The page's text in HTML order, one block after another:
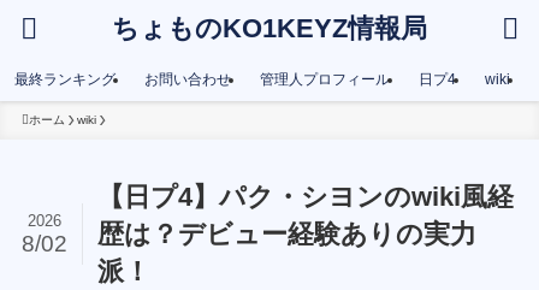
ちょものKO1KEYZ情報局
最終ランキング お問い合わせ 管理人プロフィール 日プ4 wiki
ホーム wiki
【日プ4】パク・シヨンのwiki風経
歴は？デビュー経験ありの実力
派！
2026
8/02